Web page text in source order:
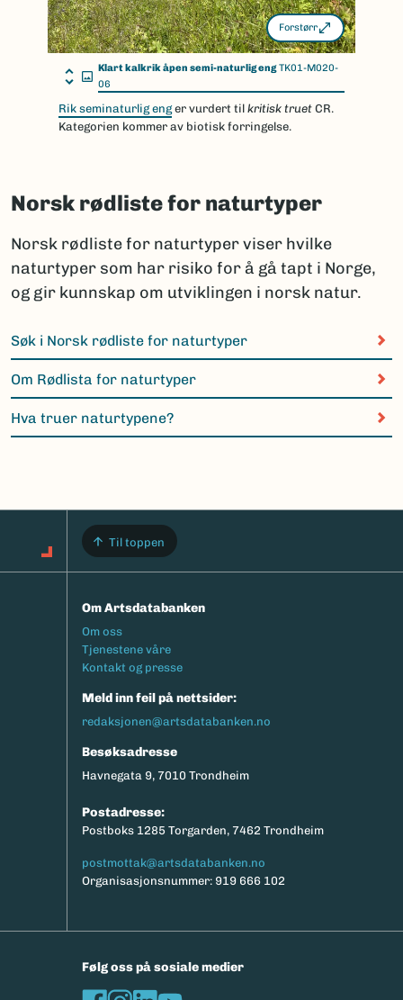
Forstørr
Klart kalkrik åpen semi-naturlig engTK01-M020-
06
Rik seminaturlig enger vurdert til kritisk truet CR.
Kategorien kommer av biotisk forringelse.
Norsk rødliste for naturtyper
Norsk rødliste for naturtyper viser hvilke
naturtyper som har risiko for å gå tapt i Norge,
og gir kunnskap om utviklingen i norsk natur.
Søk i Norsk rødliste for naturtyper
Om Rødlista for naturtyper
Hva truer naturtypene?
Til toppen
Om Artsdatabanken
Footermeny
Om oss
Tjenestene våre
Kontakt og presse
Meld inn feil på nettsider:
redaksjonen@artsdatabanken.no
Besøksadresse
Havnegata 9, 7010 Trondheim
Postadresse:
Postboks 1285 Torgarden, 7462 Trondheim
postmottak@artsdatabanken.no
Organisasjonsnummer: 919 666 102
Følg oss på sosiale medier